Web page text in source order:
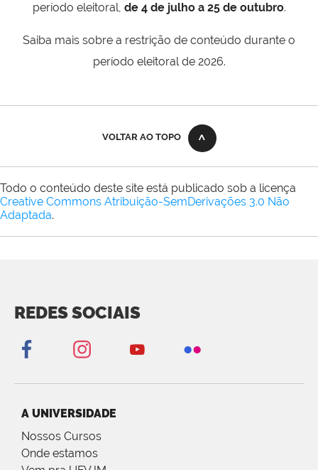
período eleitoral, de 4 de julho a 25 de outubro.
Saiba mais sobre a restrição de conteúdo durante o
período eleitoral de 2026.
VOLTAR AO TOPO
Todo o conteúdo deste site está publicado sob a licença
Creative Commons Atribuição-SemDerivações 3.0 Não
Adaptada.
REDES SOCIAIS
A UNIVERSIDADE
Nossos Cursos
Onde estamos